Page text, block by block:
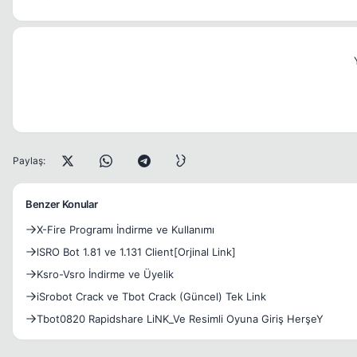
Paylaş:
Benzer Konular
X-Fire Programı İndirme ve Kullanımı
lSRO Bot 1.81 ve 1.131 Client[Orjinal Link]
Ksro-Vsro İndirme ve Üyelik
iSrobot Crack ve Tbot Crack (Güncel) Tek Link
Tbot0820 Rapidshare LiNK_Ve Resimli Oyuna Giriş HerşeY